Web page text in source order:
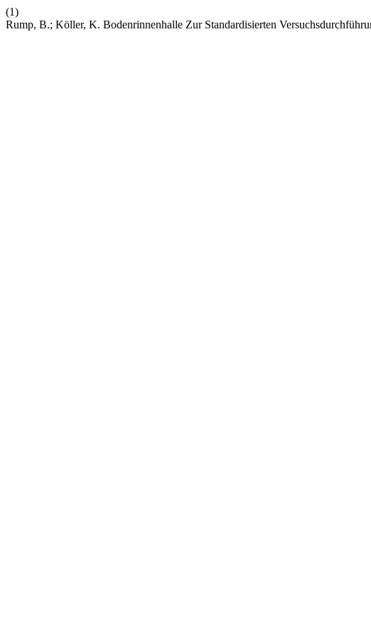
(1)
Rump, B.; Köller, K. Bodenrinnenhalle Zur Standardisierten